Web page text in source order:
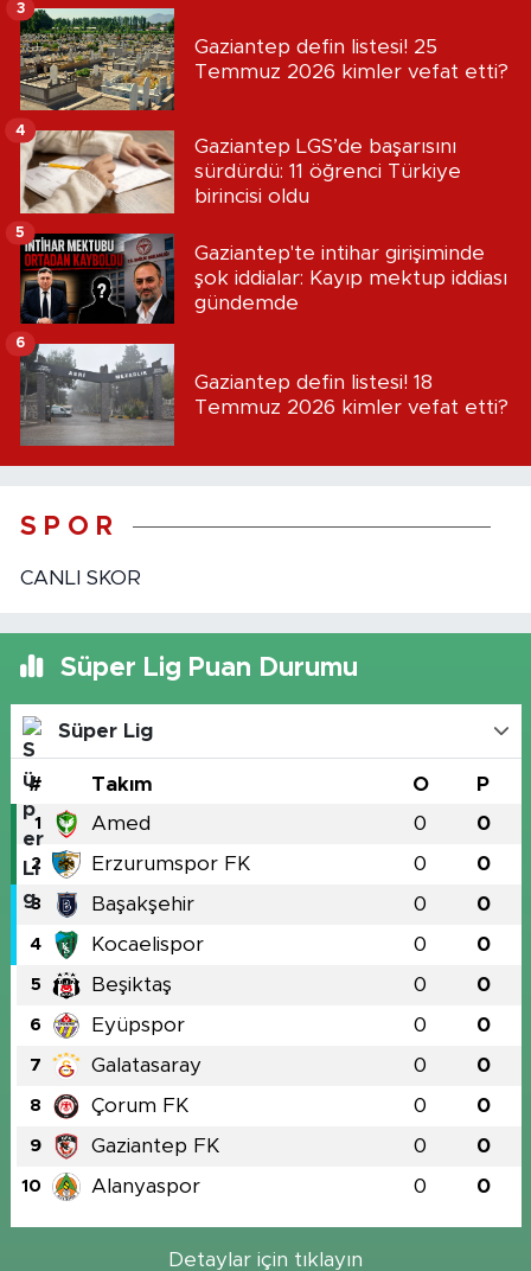
Gaziantep defin listesi! 25
Temmuz 2026 kimler vefat etti?
3
Gaziantep LGS’de başarısını
sürdürdü: 11 öğrenci Türkiye
birincisi oldu
4
Gaziantep'te intihar girişiminde
şok iddialar: Kayıp mektup iddiası
gündemde
5
Gaziantep defin listesi! 18
Temmuz 2026 kimler vefat etti?
6
S P O R
CANLI SKOR
Süper Lig Puan Durumu
Süper Lig
# Takım O P
1 Amed 0 0
2 Erzurumspor FK 0 0
3 Başakşehir 0 0
4 Kocaelispor 0 0
5 Beşiktaş 0 0
6 Eyüpspor 0 0
7 Galatasaray 0 0
8 Çorum FK 0 0
9 Gaziantep FK 0 0
10 Alanyaspor 0 0
Detaylar için tıklayın